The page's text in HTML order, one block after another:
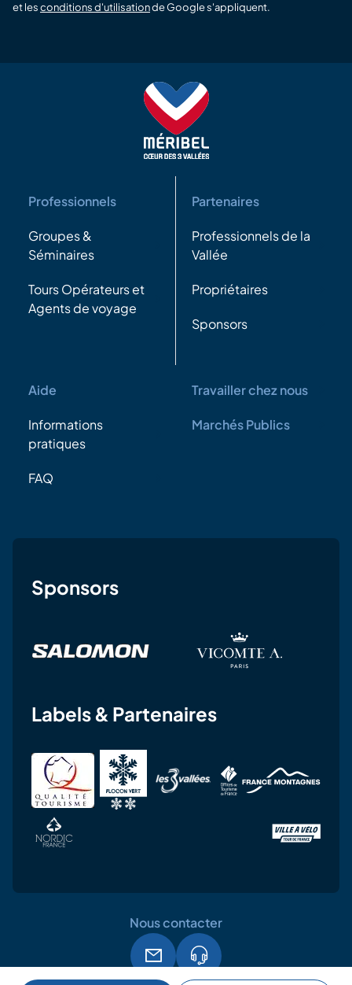
et lesconditions d'utilisationde Google s'appliquent.
Professionnels
Groupes &
Séminaires
Tours Opérateurs et
Agents de voyage
Partenaires
Professionnels de la
Vallée
Propriétaires
Sponsors
Aide
Informations
pratiques
FAQ
Travailler chez nous
Marchés Publics
Sponsors
Labels & Partenaires
Nous contacter